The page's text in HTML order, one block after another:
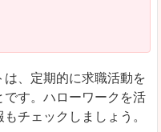
、定期的に求職活動を
す。ハローワークを活
チェックしましょう。